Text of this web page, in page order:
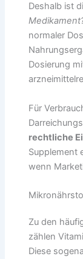
Deshalb ist
normaler
Dosierung
Für
rechtliche
Supplement
wenn
Zu den
zählen
Diese